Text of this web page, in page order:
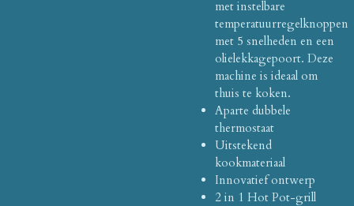
met instelbare
temperatuurregelknoppen
met 5 snelheden en een
olielekkagepoort. Deze
machine is ideaal om
thuis te koken.
Aparte dubbele
thermostaat
Uitstekend
kookmateriaal
Innovatief ontwerp
2 in 1 Hot Pot-grill